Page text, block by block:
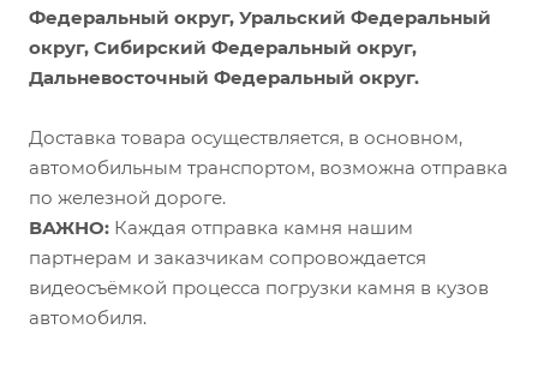
Федеральный округ, Уральский Федеральный
округ, Сибирский Федеральный округ,
Дальневосточный Федеральный округ.
Доставка товара осуществляется, в основном,
автомобильным транспортом, возможна отправка
по железной дороге.
ВАЖНО: Каждая отправка камня нашим
партнерам и заказчикам сопровождается
видеосъёмкой процесса погрузки камня в кузов
автомобиля.